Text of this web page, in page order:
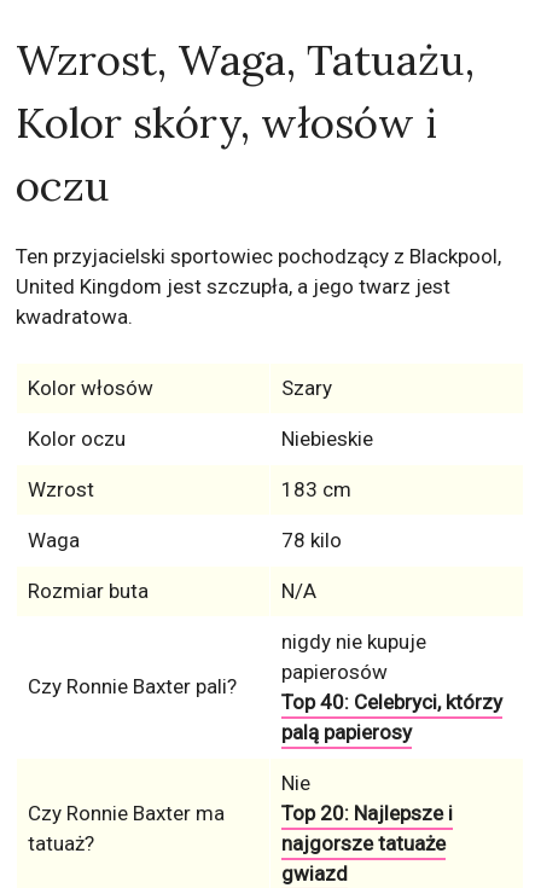
Wzrost, Waga, Tatuażu,
Kolor skóry, włosów i
oczu
Ten przyjacielski sportowiec pochodzący z Blackpool,
United Kingdom jest szczupła, a jego twarz jest
kwadratowa.
Kolor włosów Szary
Kolor oczu Niebieskie
Wzrost 183 cm
Waga 78 kilo
Rozmiar buta N/A
Czy Ronnie Baxter pali?
nigdy nie kupuje
papierosów
Top 40: Celebryci, którzy
palą papierosy
Czy Ronnie Baxter ma
tatuaż?
Nie
Top 20: Najlepsze i
najgorsze tatuaże
gwiazd